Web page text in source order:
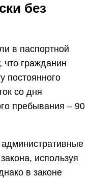
без
в паспортной
что гражданин
постоянного
со дня
пребывания – 90
используя
в законе